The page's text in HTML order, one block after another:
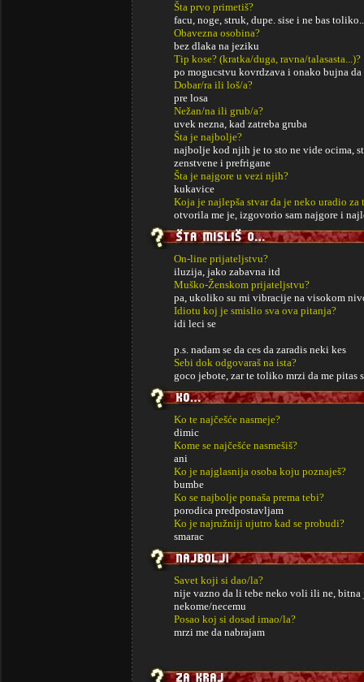
Šta prvo primetiš?
facu, noge, struk, dupe. sise i ne bas
Obavezna osobina?
bez dlaka na jeziku
Tip kose? (kratka/duga, ravna/talasasta...)?
po mogucstvu kovrdzava i onako bujna
Dobar/ra ili loš/a?
pre losa
Nežan/na ili grub/a?
uvek nezna, kad zatreba gruba
Šta je najbolje?
najbolje kod njih je to sto ne vide ocima,
zenstvene i prefrigane
Šta je najgore u vezi njih?
kukavice
Koja je najlepša stvar da je neko uradio za
otvorila me je, izgovorio sam najgore i
On-line prijateljstvu?
iluzija, jako zabavna itd
Muško-Ženskom prijateljstvu?
pa, ukoliko su mi vibracije na visokom
Idiotu koj je smislio sva ova pitanja?
idi leci se
p.s. nadam se da ces da zaradis neki kes
Sebi dok odgovaraš na ista?
goco jebote, zar te toliko mrzi da me pitas
Ko te najčešće nasmeje?
dimic
Kome se najčešće nasmešiš?
ani
Ko je najglasnija osoba koju poznaješ?
bumbe
Ko se najbolje ponaša prema tebi?
porodica predpostavljam
Ko je najružniji ujutro kad se probudi?
smarac
Savet koji si dao/la?
nije vazno da li tebe neko voli ili ne, bitna
nekome/necemu
Posao koj si dosad imao/la?
mrzi me da nabrajam